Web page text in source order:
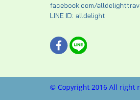
facebook.com/
LINE ID: alldelight
© Copyright 2016 All right